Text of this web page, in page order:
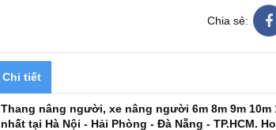
Chia sẻ:
Chi tiết
Thang nâng người, xe nâng người 6m 8m 9m 10m
nhất tại Hà Nội - Hải Phòng - Đà Nẵng - TP.HCM.